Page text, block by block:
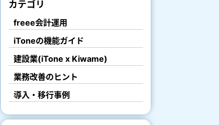
カテゴリ
freee会計運用
iToneの機能ガイド
建設業(iTone x Kiwame)
業務改善のヒント
導入・移行事例